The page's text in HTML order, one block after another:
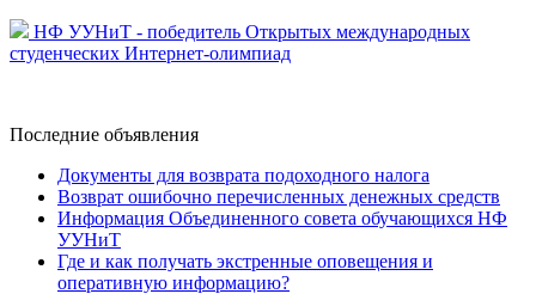
НФ УУНиТ - победитель Открытых международных
студенческих Интернет-олимпиад
Последние объявления
Документы для возврата подоходного налога
Возврат ошибочно перечисленных денежных средств
Информация Объединенного совета обучающихся НФ
УУНиТ
Где и как получать экстренные оповещения и
оперативную информацию?